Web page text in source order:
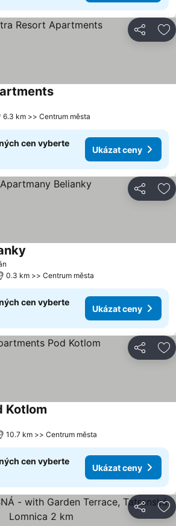
Sdílet
Ukázat ceny
6.3 km >> Centrum města
cen vyberte
Ukázat ceny
Sdílet
0.3 km >> Centrum města
cen vyberte
Ukázat ceny
Sdílet
Kotlom
10.7 km >> Centrum města
cen vyberte
Ukázat ceny
Sdílet